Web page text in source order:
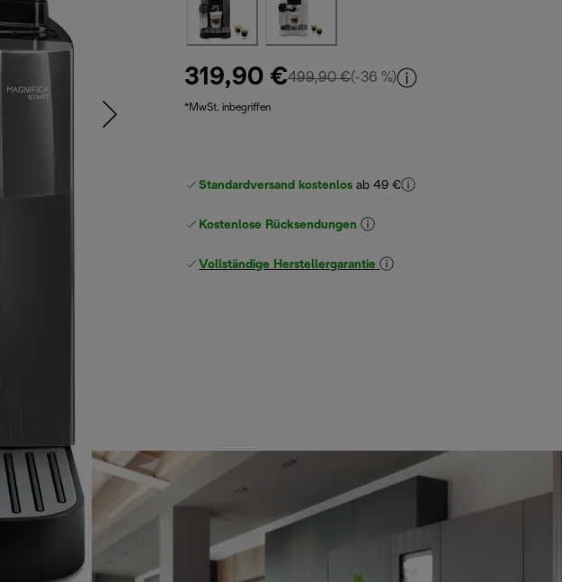
319,90 €499,90 €Originalpreis 499,90 €
(-36 %)
*MwSt. inbegriffen
Standardversand kostenlos ab 49 €
Kostenlose Rücksendungen
Vollständige Herstellergarantie